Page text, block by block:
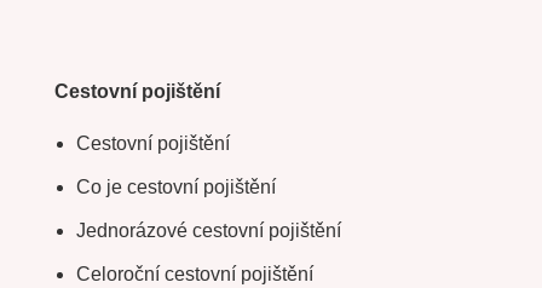
Cestovní pojištění
Cestovní pojištění
Co je cestovní pojištění
Jednorázové cestovní pojištění
Celoroční cestovní pojištění